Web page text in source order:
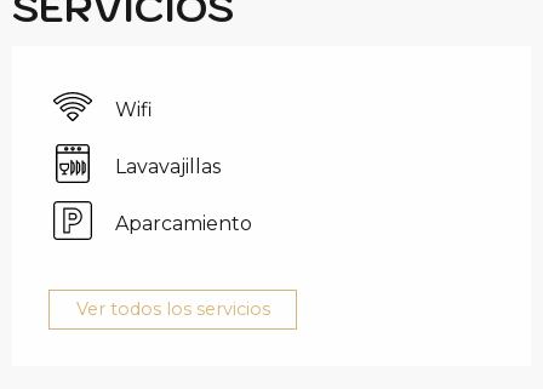
Wifi
Lavavajillas
Aparcamiento
Ver todos los servicios